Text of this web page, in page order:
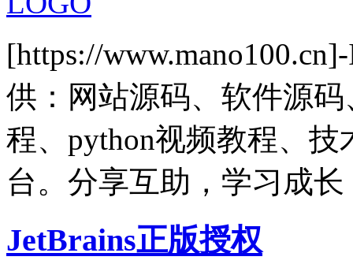
[https://
供：网站源码、软件源
程、python视频教程、
台。分享互助，学习成长
JetBrains正版授权